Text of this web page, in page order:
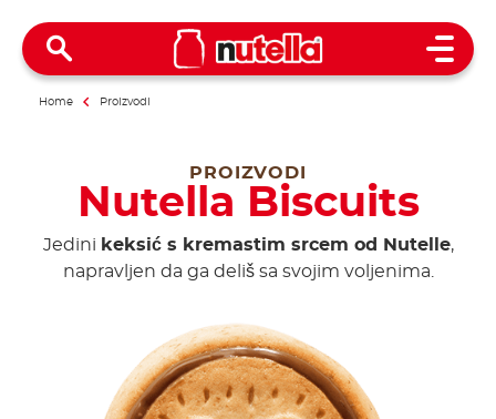
Open
Home Proizvodi
PROIZVODI
Nutella Biscuits
Jedini keksić s kremastim srcem od Nutelle,
napravljen da ga deliš sa svojim voljenima.